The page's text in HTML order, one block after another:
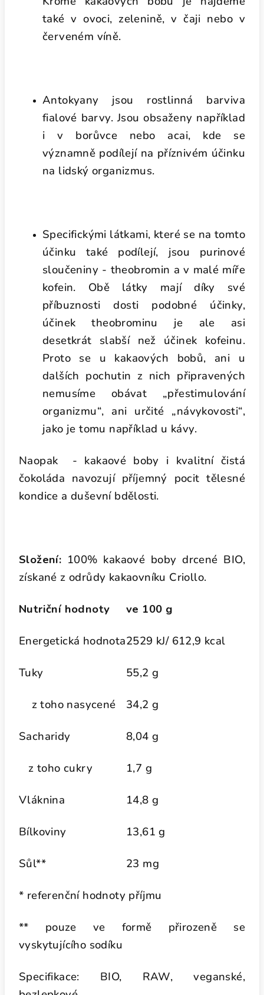
také v ovoci, zelenině, v čaji nebo v
červeném víně.
Antokyany jsou rostlinná barviva
fialové barvy. Jsou obsaženy například
i v borůvce nebo acai, kde se
významně podílejí na příznivém účinku
na lidský organizmus.
Specifickými látkami, které se na tomto
účinku také podílejí, jsou purinové
sloučeniny - theobromin a v malé míře
kofein. Obě látky mají díky své
příbuznosti dosti podobné účinky,
účinek theobrominu je ale asi
desetkrát slabší než účinek kofeinu.
Proto se u kakaových bobů, ani u
dalších pochutin z nich připravených
nemusíme obávat „přestimulování
organizmu“, ani určité „návykovosti“,
jako je tomu například u kávy.
Naopak - kakaové boby i kvalitní čistá
čokoláda navozují příjemný pocit tělesné
kondice a duševní bdělosti.
Složení: 100% kakaové boby drcené BIO,
získané z odrůdy kakaovníku Criollo.
Nutriční hodnoty ve 100 g
Energetická hodnota2529 kJ/ 612,9 kcal
Tuky 55,2 g
z toho nasycené 34,2 g
Sacharidy 8,04 g
z toho cukry 1,7 g
Vláknina 14,8 g
Bílkoviny 13,61 g
Sůl** 23 mg
* referenční hodnoty příjmu
** pouze ve formě přirozeně se
vyskytujícího sodíku
Specifikace: BIO, RAW, veganské,